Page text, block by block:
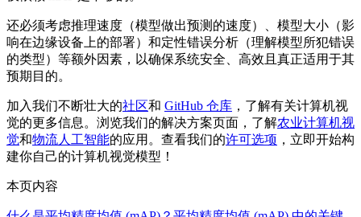
还必须考虑推理速度（模型做出预测的速度）、模型大小（影
响在边缘设备上的部署）和定性错误分析（理解模型所犯错误
的类型）等额外因素，以确保系统安全、高效且真正适用于其
预期目的。
加入我们不断壮大的社区和 GitHub 仓库 ，了解有关计算机视
觉的更多信息。浏览我们的解决方案页面，了解农业计算机视
觉和物流人工智能的应用。查看我们的许可选项 ，立即开始构
建你自己的计算机视觉模型！
本页内容